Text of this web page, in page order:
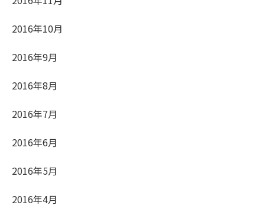
2016年10月
2016年9月
2016年8月
2016年7月
2016年6月
2016年5月
2016年4月